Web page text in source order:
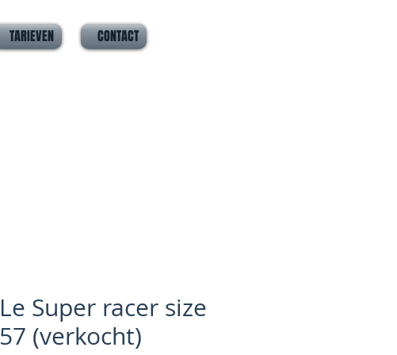
TARIEVEN CONTACT
Le Super racer size
57 (verkocht)